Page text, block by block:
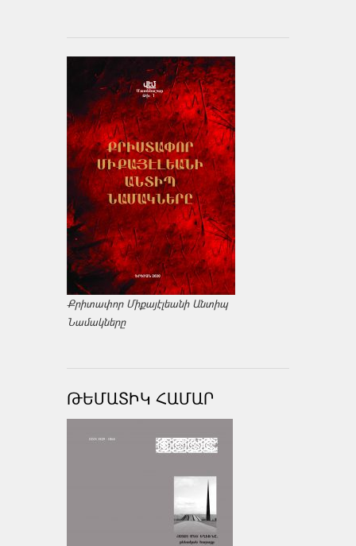
Քրիտափոր Միքայէլեանի Անտիպ
Նամակները
ԹԵՄԱՏԻԿ ՀԱՄԱՐ